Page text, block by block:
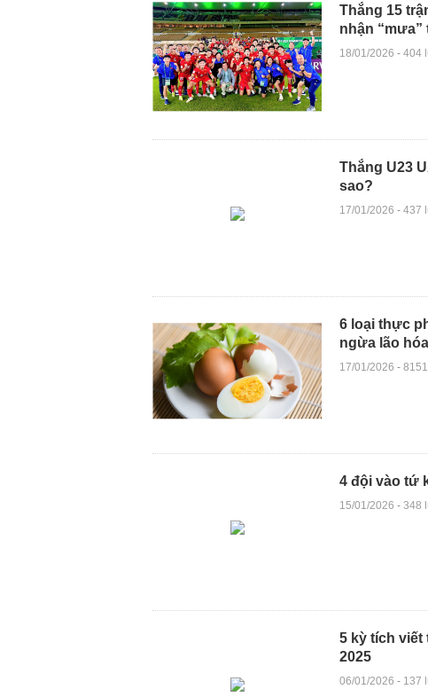
Thắng 15
nhận
18/01/2026 - 404
Thắng U23
sao?
17/01/2026 - 437
6 loại thực
ngừa lão
17/01/2026 -
4 đội vào tứ
15/01/2026 - 348
5 kỳ tích viết
2025
06/01/2026 - 137